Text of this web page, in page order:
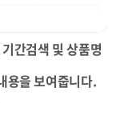
간검색 및 상품명
용을 보여줍니다.